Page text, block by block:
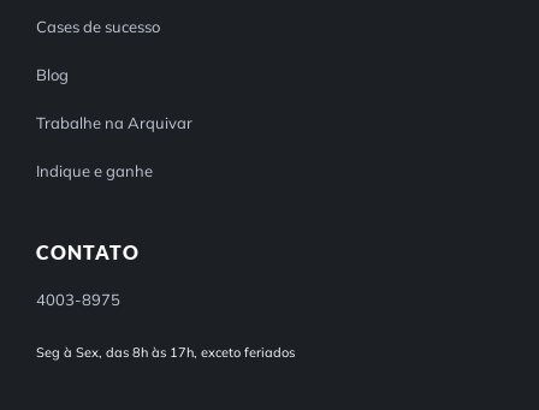
Cases de sucesso
Blog
Trabalhe na Arquivar
Indique e ganhe
CONTATO
4003-8975
Seg à Sex, das 8h às 17h, exceto feriados